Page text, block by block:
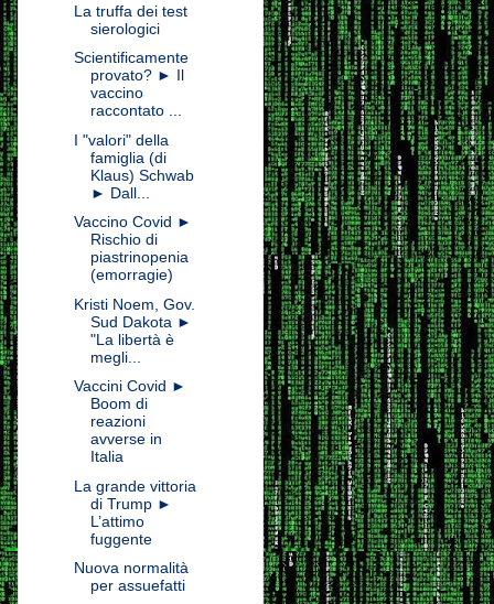
La truffa dei test
sierologici
Scientificamente
provato? ► Il
vaccino
raccontato ...
I "valori" della
famiglia (di
Klaus) Schwab
► Dall...
Vaccino Covid ►
Rischio di
piastrinopenia
(emorragie)
Kristi Noem, Gov.
Sud Dakota ►
"La libertà è
megli...
Vaccini Covid ►
Boom di
reazioni
avverse in
Italia
La grande vittoria
di Trump ►
L’attimo
fuggente
Nuova normalità
per assuefatti